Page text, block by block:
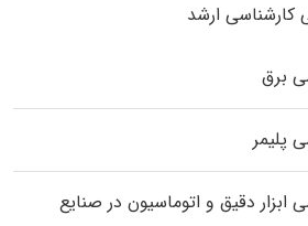
کارشناسی ارشد
برق
پلیمر
دقیق و اتوماسیون در صنایع